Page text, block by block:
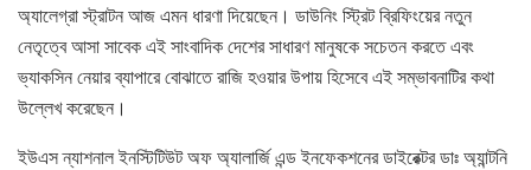
অ্যালেগ্রা স্ট্রাটন আজ এমন ধারণা দিয়েছেন। ডাউনিং স্ট্রিট ব্রিফিংয়ের নতুন
নেতৃত্বে আসা সাবেক এই সাংবাদিক দেশের সাধারণ মানুষকে সচেতন করতে এবং
ভ্যাকসিন নেয়ার ব্যাপারে বোঝাতে রাজি হওয়ার উপায় হিসেবে এই সম্ভাবনাটির কথা
উল্লেখ করেছেন।
ইউএস ন্যাশনাল ইনস্টিটিউট অফ অ্যালার্জি এন্ড ইনফেকশনের ডাইরেক্টর ডাঃ অ্যান্টনি